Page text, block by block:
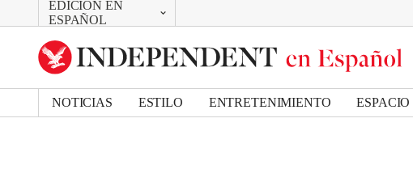
EDICIÓN EN
ESPAÑOL
CAMBIAR
UK Edition
US Edition
NOTICIAS ESTILO ENTRETENIMIENTO ESPACIO
Bookmark popover
Removed from bookmarks
Close popover